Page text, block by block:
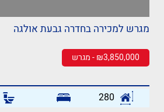
מגרש למכירה בחדרה גבעת אולגה
₪3,850,000 - מגרש
280